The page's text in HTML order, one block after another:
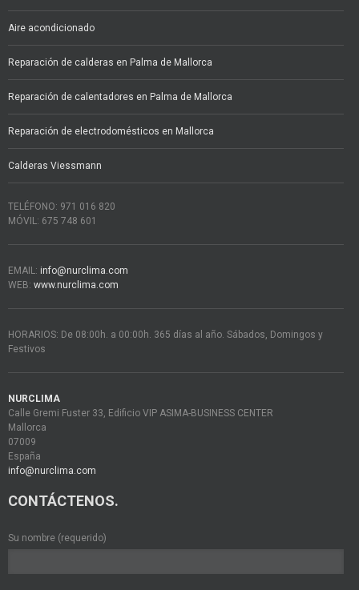
Aire acondicionado
Reparación de calderas en Palma de Mallorca
Reparación de calentadores en Palma de Mallorca
Reparación de electrodomésticos en Mallorca
Calderas Viessmann
TELÉFONO: 971 016 820
MÓVIL: 675 748 601
EMAIL: info@nurclima.com
WEB: www.nurclima.com
HORARIOS: De 08:00h. a 00:00h. 365 días al año. Sábados, Domingos y
Festivos
NURCLIMA
Calle Gremi Fuster 33, Edificio VIP ASIMA-BUSINESS CENTER
Mallorca
07009
España
info@nurclima.com
CONTÁCTENOS.
Su nombre (requerido)